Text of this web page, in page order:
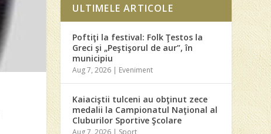
ULTIMELE ARTICOLE
Poftiţi la festival: Folk Ţestos la
Greci şi „Peştişorul de aur”, în
municipiu
Aug 7, 2026 | Eveniment
Kaiaciştii tulceni au obţinut zece
medalii la Campionatul Naţional al
Cluburilor Sportive Şcolare
Aug 7, 2026 | Sport